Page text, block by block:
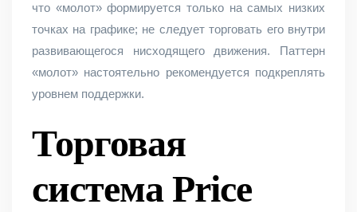
что «‎молот» формируется только на самых низких
точках на графике; не следует торговать его внутри
развивающегося нисходящего движения. Паттерн
«‎молот» настоятельно рекомендуется подкреплять
уровнем поддержки.
Торговая
система Price